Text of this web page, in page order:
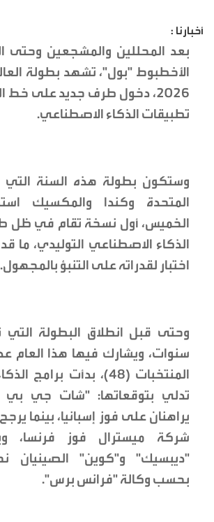
أخبارنا :
بعد المحللين والمشجعين وحتى
الأخطبوط "بول"، تشهد بطولة
2026، دخول طرف جديد على
تطبيقات الذكاء الاصطناعي.
وستكون بطولة هذه السنة التي
المتحدة وكندا والمكسيك
الخميس، أول نسخة تقام في ظل
الذكاء الاصطناعي التوليدي، ما
اختبار لقدراته على التنبؤ بالمجهول.
وحتى قبل انطلاق البطولة التي
سنوات، ويشارك فيها هذا العام
المنتخبات (48)، بدأت
تدلي بتوقعاتها: "شات جي بي
يراهنان على فوز إسبانيا، بينما
شركة ميسترال فوز فرنسا،
"ديبسيك" و"كوين" الصينيان
بحسب وكالة "فرانس برس".